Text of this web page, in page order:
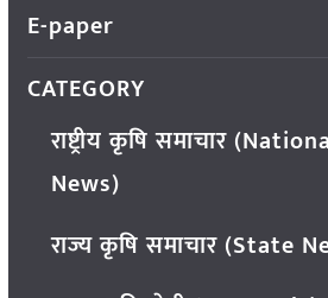
E-paper
CATEGORY
राष्ट्रीय कृषि समाचार
News)
राज्य कृषि समाचार (State